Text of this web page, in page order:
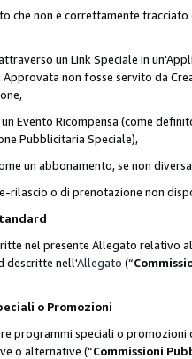
che non è correttamente
un Link Speciale in
non fosse servito da
Evento Ricompensa (come
Pubblicitaria Speciale),
un abbonamento, se non
rilascio o di prenotazione non
nel presente Allegato relativo
descritte nell'Allegato (“
o Promozioni
programmi speciali o
o alternative (“Commissioni